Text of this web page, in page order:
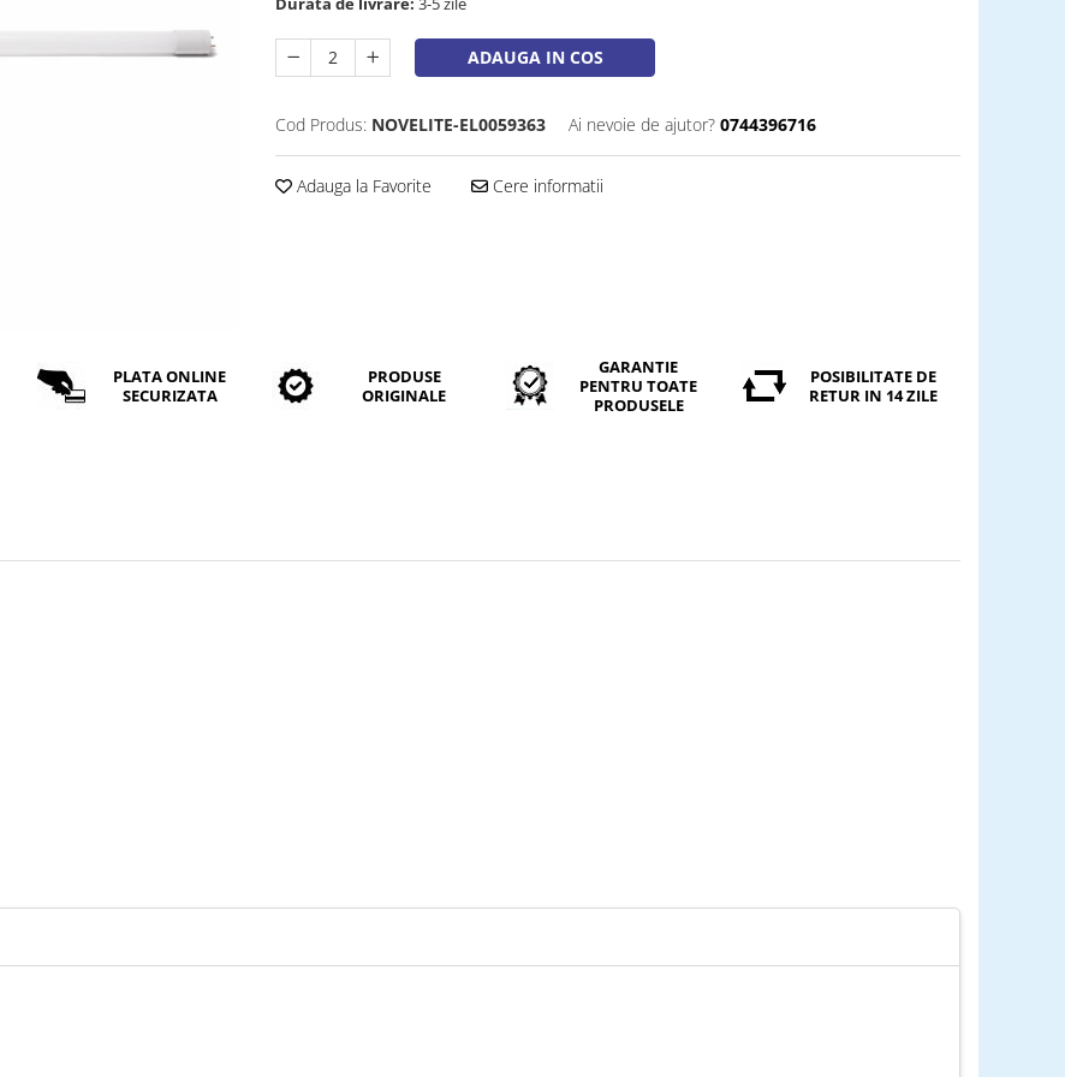
ADAUGA IN COS
Cod Produs: NOVELITE-EL0059363 Ai nevoie de ajutor? 0744396716
Adauga la Favorite Cere informatii
PLATA ONLINE
SECURIZATA
PRODUSE
ORIGINALE
GARANTIE
PENTRU TOATE
PRODUSELE
POSIBILITATE DE
RETUR IN 14 ZILE